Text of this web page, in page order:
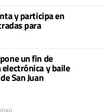
y participa en
para
un fin de
y baile
San Juan